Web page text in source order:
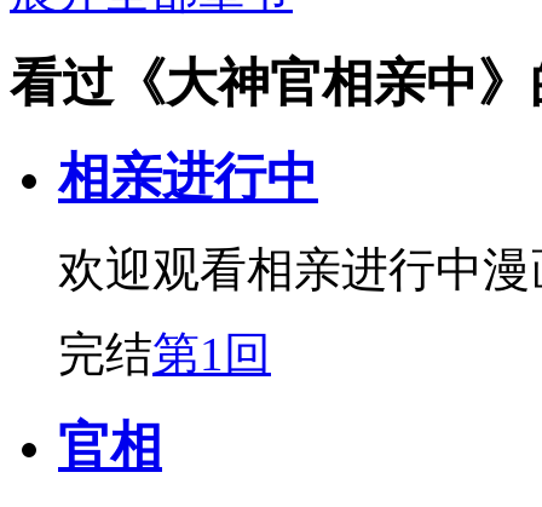
看过《大神官相亲中
相亲进行中
欢迎观看相亲进行中漫
完结第1回
官相